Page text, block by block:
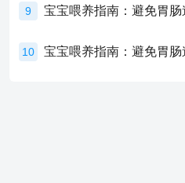
9 宝宝喂养指南：避免胃
10 宝宝喂养指南：避免胃